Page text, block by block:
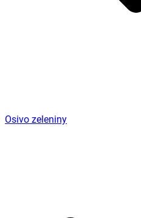
Osivo zeleniny